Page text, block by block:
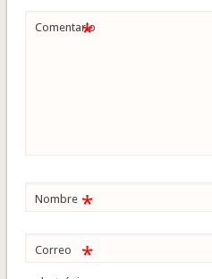
Comentario
*
Nombre *
Correo *